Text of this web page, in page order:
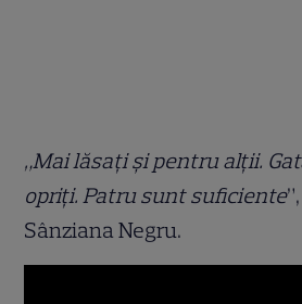
„Mai lăsați și pentru alții.
opriți. Patru sunt suficiente
Sânziana Negru.